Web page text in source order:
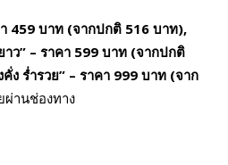
459 บาท (จากปกติ 516 บาท),
ว” – ราคา 599 บาท (จากปกติ
ง ร่ำรวย” – ราคา 999 บาท (จาก
ผ่านช่องทาง